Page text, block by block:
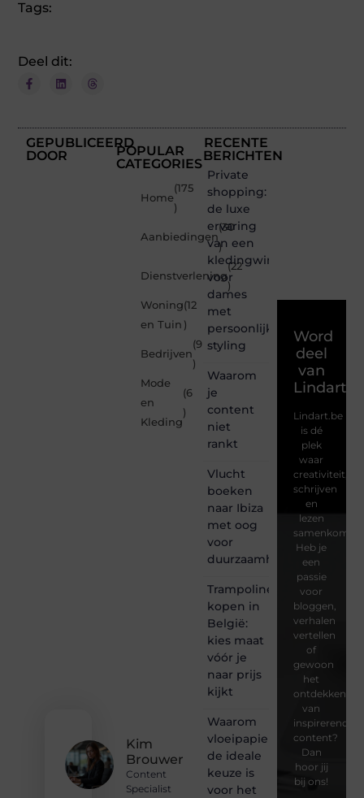
Tags:
Deel dit:
GEPUBLICEERD
DOOR
Kim
Brouwer
Content
Specialist
POPULAR
CATEGORIES
Home
(175
)
Aanbiedingen
(30
)
Dienstverlening
(22
)
Woning
en Tuin
(12
)
Bedrijven
(9
)
Mode
en
Kleding
(6
)
RECENTE
BERICHTEN
Private
shopping:
de luxe
ervaring
van een
kledingwinkel
voor
dames
met
persoonlijke
styling
Waarom
je
content
niet
rankt
Vlucht
boeken
naar Ibiza
met oog
voor
duurzaamheid
Trampoline
kopen in
België:
kies maat
vóór je
naar prijs
kijkt
Waarom
vloeipapier
de ideale
keuze is
voor het
Word
deel
van
Lindart.be
is dé
plek
waar
creativiteit,
schrijven
en
lezen
samenkomen.
Heb je
een
passie
voor
bloggen,
verhalen
vertellen
of
gewoon
het
ontdekken
van
inspirerende
content?
Dan
hoor jij
bij ons!